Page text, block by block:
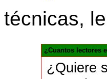
técnicas,
¿Cuantos lectores
¿Quiere